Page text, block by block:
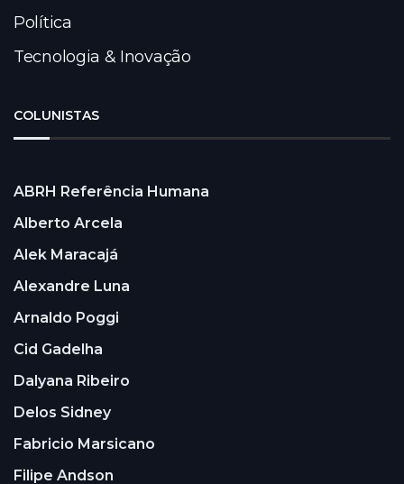
Política
Tecnologia & Inovação
COLUNISTAS
ABRH Referência Humana
Alberto Arcela
Alek Maracajá
Alexandre Luna
Arnaldo Poggi
Cid Gadelha
Dalyana Ribeiro
Delos Sidney
Fabricio Marsicano
Filipe Andson